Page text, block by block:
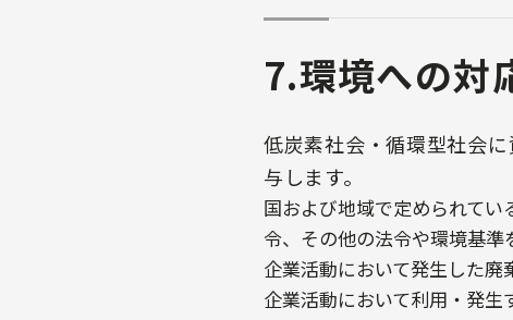
7.環境への対
低炭素社会・循環型社会
与します。
国および地域で定められて
令、その他の法令や環境基準
企業活動において発生した廃
企業活動において利用・発